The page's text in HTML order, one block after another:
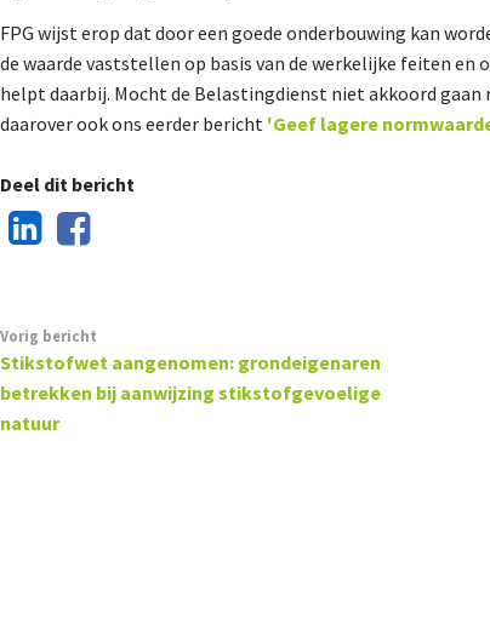
FPG wijst erop dat door een goede onderbouwing kan
de waarde vaststellen op basis van de werkelijke feiten
helpt daarbij. Mocht de Belastingdienst niet akkoord gaan
daarover ook ons eerder bericht 'Geef lagere
Deel dit bericht
Vorig bericht
Stikstofwet aangenomen: grondeigenaren
betrekken bij aanwijzing stikstofgevoelige
natuur